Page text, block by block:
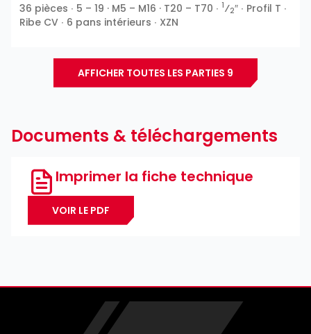
36 pièces ∙ 5 – 19 · M5 – M16 · T20 – T70 ∙ 1⁄2″ ∙ Profil T ∙
Ribe CV ∙ 6 pans intérieurs ∙ XZN
AFFICHER TOUTES LES PARTIES 9
Documents & téléchargements
Imprimer la fiche technique
VOIR LE PDF